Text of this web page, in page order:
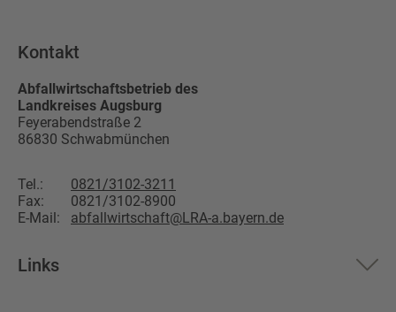
Kontakt
Abfallwirtschaftsbetrieb des
Landkreises Augsburg
Feyerabendstraße 2
86830 Schwabmünchen
Tel.:
0821/3102-3211
Fax:
0821/3102-8900
E-Mail:
abfallwirtschaft@LRA-a.bayern.de
Links